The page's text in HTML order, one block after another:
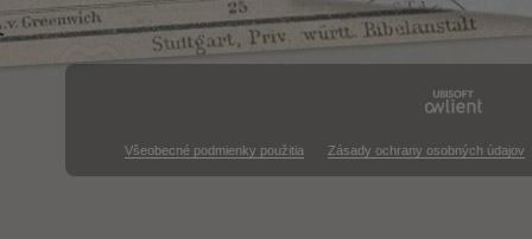
Všeobecné podmienky použitia Zásady ochrany osobných údajov